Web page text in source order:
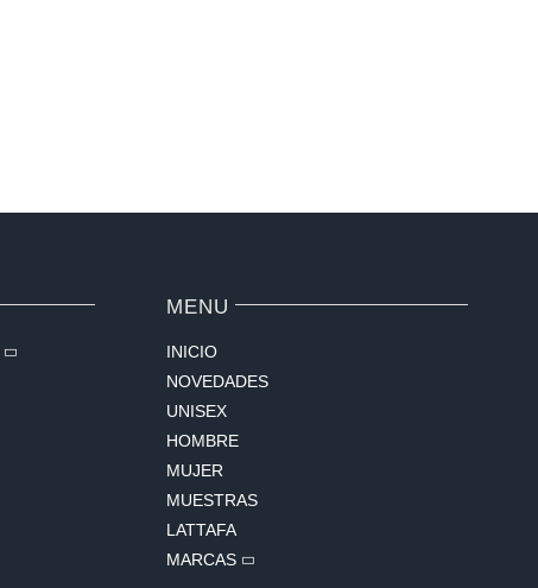
MENU
INICIO
NOVEDADES
UNISEX
HOMBRE
MUJER
MUESTRAS
LATTAFA
MARCAS